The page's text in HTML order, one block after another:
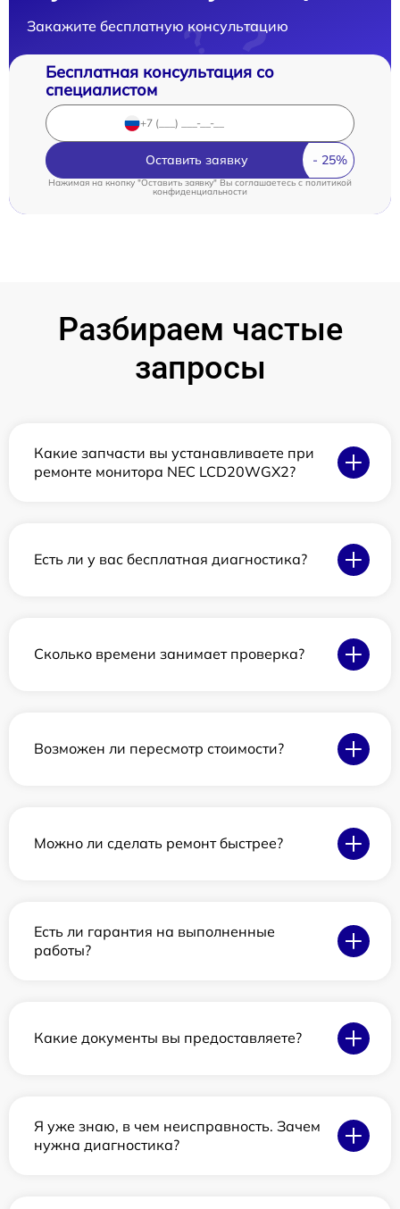
Закажите бесплатную консультацию
Бесплатная консультация со
специалистом
Оставить заявку
Нажимая на кнопку "Оставить заявку" Вы соглашаетесь cполитикой
конфиденциальности
Разбираем частые
запросы
Какие запчасти вы устанавливаете при
ремонте монитора NEC LCD20WGX2?
Есть ли у вас бесплатная диагностика?
Сколько времени занимает проверка?
Возможен ли пересмотр стоимости?
Можно ли сделать ремонт быстрее?
Есть ли гарантия на выполненные
работы?
Какие документы вы предоставляете?
Я уже знаю, в чем неисправность. Зачем
нужна диагностика?